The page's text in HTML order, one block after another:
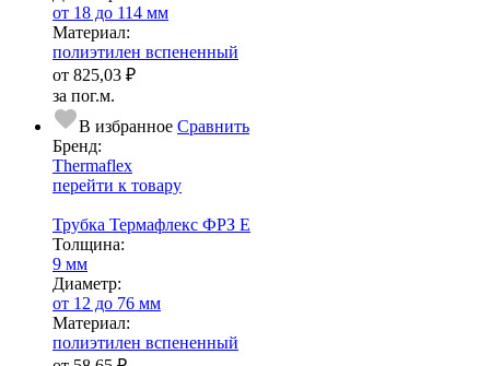
от 18 до 114 мм
Ма­­те­­ри­­ал:
полиэтилен вспененный
от 825,03 ₽
за пог.м.
В избранное Сравнить
Бренд:
Thermaflex
перейти к товару
Трубка Термафлекс ФРЗ Е
Тол­щи­на:
9 мм
Диаметр:
от 12 до 76 мм
Ма­­те­­ри­­ал:
полиэтилен вспененный